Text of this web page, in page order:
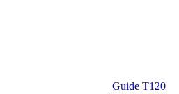
Guide T120